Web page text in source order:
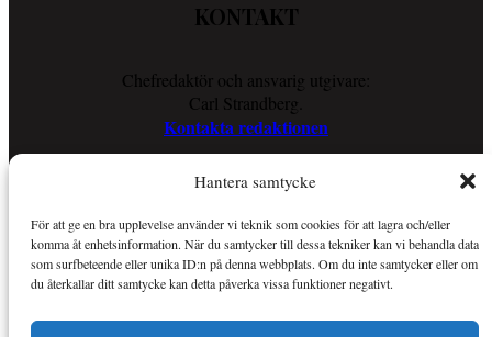
Hantera samtycke
För att ge en bra upplevelse använder vi teknik som cookies för att lagra och/eller
komma åt enhetsinformation. När du samtycker till dessa tekniker kan vi behandla data
som surfbeteende eller unika ID:n på denna webbplats. Om du inte samtycker eller om
du återkallar ditt samtycke kan detta påverka vissa funktioner negativt.
KONTAKT
Chefredaktör och ansvarig utgivare:
Carl Strandberg.
Kontakta redaktionen
COOKIES
Läs vår Cookie Policy för att ta reda på vad vi gör för att förenkla
din läsupplevelse.
Så använder vi cookies